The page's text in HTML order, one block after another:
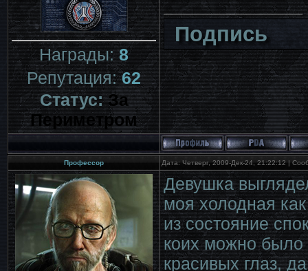
Награды:8
Репутация:62
Статус:За
Периметром
Подпись
Профессор Дата: Четверг, 2009-Дек-24, 21:22:12 |
Девушка
моя холодная
из состояние
коих можно было
красивых глаз,